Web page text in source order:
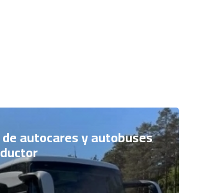
autocares y autobuses